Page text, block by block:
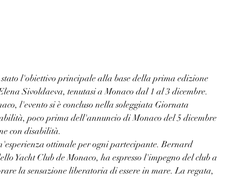
l'obiettivo principale alla base della prima edizione
Sivoldaeva, tenutasi a Monaco dal 1 al 3 dicembre.
l'evento si è concluso nella soleggiata Giornata
poco prima dell'annuncio di Monaco del 5 dicembre
con disabilità.
ottimale per ogni partecipante. Bernard
Yacht Club de Monaco, ha espresso l'impegno del club a
la sensazione liberatoria di essere in mare. La regata,